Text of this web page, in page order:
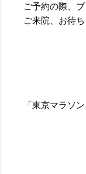
ご予約の際、
ご来院、お待ち
「東京マラソ